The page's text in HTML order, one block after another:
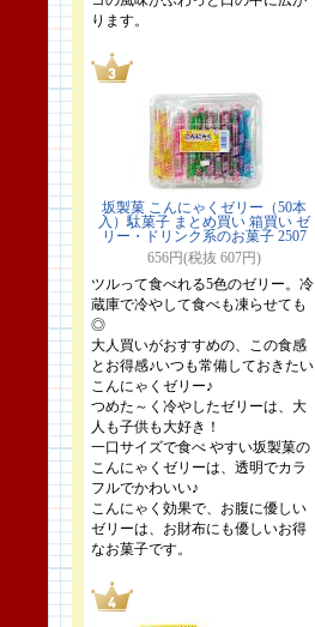
ります。
坂製菓 こんにゃくゼリー（50本
入）駄菓子 まとめ買い 箱買い ゼ
リー・ドリンク系のお菓子 2507
656円(税抜 607円)
ツルって食べれる5色のゼリー。冷
蔵庫で冷やして食べも凍らせても
◎
大人買いがおすすめの、この食感
とお得感♪いつも常備しておきたい
こんにゃくゼリー♪
つめた～く冷やしたゼリーは、大
人も子供も大好き！
一口サイズで食べ やすい坂製菓の
こんにゃくゼリーは、透明でカラ
フルでかわいい♪
こんにゃく効果で、お腹に優しい
ゼリーは、お財布にも優しいお得
なお菓子です。